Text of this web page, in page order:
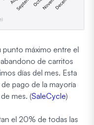
punto máximo entre el
de carritos
días del mes. Esta
pago de la mayoría
mes. (SaleCycle)
el 20% de todas las